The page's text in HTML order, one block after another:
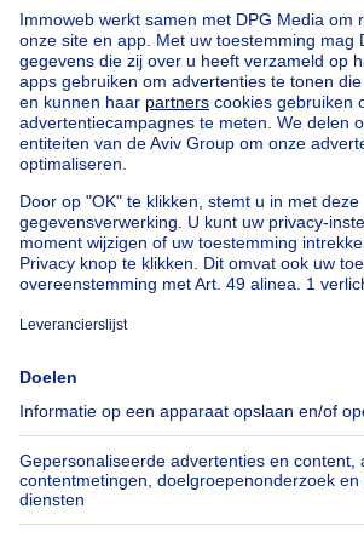
Appartementsblok te koop
Bel-
Uitzonderlijk vastgoed te koop
Bungalow te koop
Chalet te koop
Landhuis te koop
Gebouw gemengd
Andere panden te koop
Onze huizen buiten BelgiëHuis te
Huis te koop Spanje
Huis te koop Luxemburg
Huis te
Over
Immoweb
Pers
Jobs
Axel Springer Group
SeLoger.com
Immowelt.de
Tools
Belfius
Verhuis